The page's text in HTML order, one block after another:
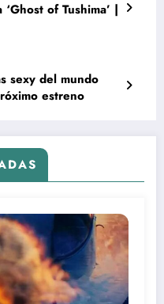
of Tushima’ |
sexy del mundo
estreno